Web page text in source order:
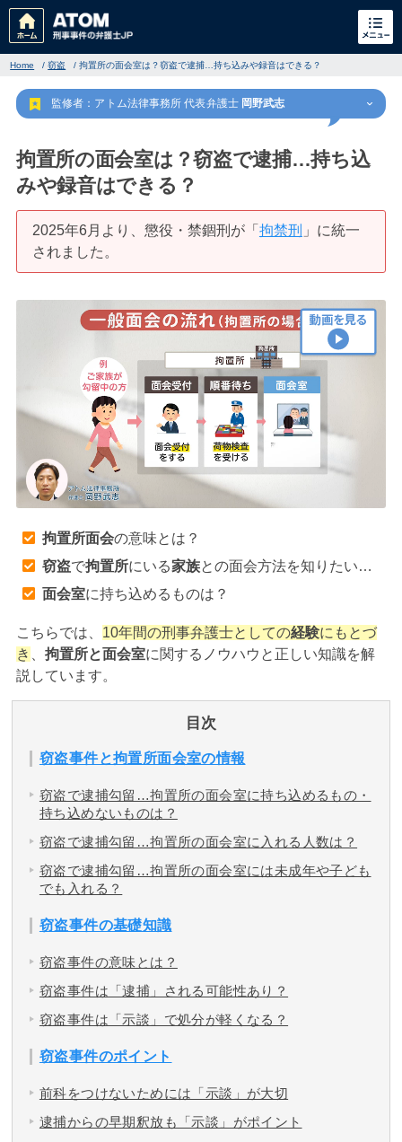
刑事事件 でお困りの方
刑事事件の無料相談
家族が逮捕された方はこちら
刑事事件の記事一覧
アトムについて 知りたい方
弁護士紹介
弁護士費用
解決実績
ご依頼者からのお手紙
Home /窃盗 /拘置所の面会室は？窃盗で逮捕…持ち込みや録音はできる？
監修者：アトム法律事務所 代表弁護士 岡野武志
拘置所の面会室は？窃盗で逮捕…持ち込
みや録音はできる？
2025年6月より、懲役・禁錮刑が「 拘禁刑 」に統一
されました。
拘置所面会の意味とは？
窃盗で拘置所にいる家族との面会方法を知りたい…
面会室に持ち込めるものは？
こちらでは、 10年間の刑事弁護士としての経験にもとづ
き
拘置所と面会室に関するノウハウと正しい知識を解
説しています。
目次
窃盗事件と拘置所面会室の情報
窃盗で逮捕勾留…拘置所の面会室に持ち込めるもの・
持ち込めないものは？
窃盗で逮捕勾留…拘置所の面会室に入れる人数は？
窃盗で逮捕勾留…拘置所の面会室には未成年や子ども
でも入れる？
窃盗事件の基礎知識
窃盗事件の意味とは？
窃盗事件は「逮捕」される可能性あり？
窃盗事件は「示談」で処分が軽くなる？
窃盗事件のポイント
前科をつけないためには「示談」が大切
逮捕からの早期釈放も「示談」がポイント